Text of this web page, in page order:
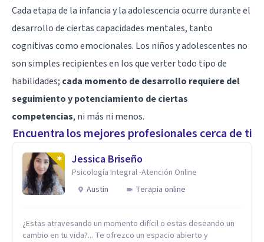
Cada etapa de la infancia y la adolescencia ocurre durante el
desarrollo de ciertas capacidades mentales, tanto
cognitivas como emocionales. Los niños y adolescentes no
son simples recipientes en los que verter todo tipo de
habilidades; cada momento de desarrollo requiere del
seguimiento y potenciamiento de ciertas
competencias, ni más ni menos.
Encuentra los mejores profesionales cerca de ti
Jessica Briseño
Psicología Integral -Atención Online
Austin
Terapia online
¿Estas atravesando un momento difícil o estas deseando un
cambio en tu vida?... Te ofrezco un espacio abierto y